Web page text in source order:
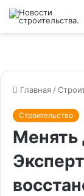
Главная /
Строительство
Менять